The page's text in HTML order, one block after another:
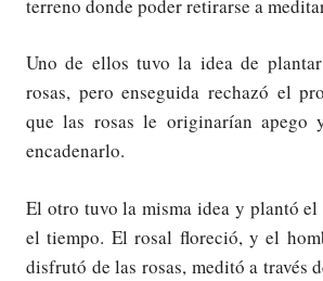
terreno donde poder retirarse a
Uno de ellos tuvo la idea de
rosas, pero enseguida rechazó el
que las rosas le originarían apego
encadenarlo.
El otro tuvo la misma idea y plantó
el tiempo. El rosal floreció, y el
disfrutó de las rosas, meditó a través